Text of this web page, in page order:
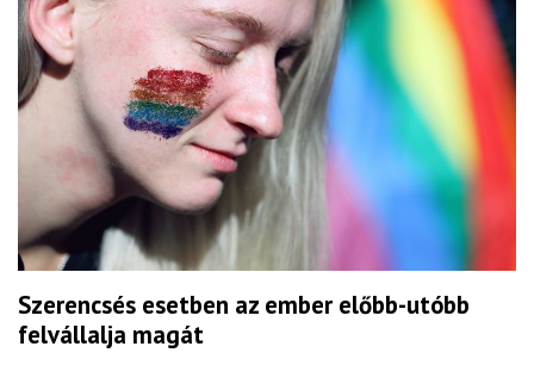
Szerencsés esetben az ember előbb-utóbb
felvállalja magát